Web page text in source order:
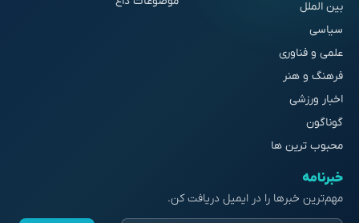
بین الملل
سیاسی
علمی و فناوری
فرهنگ و هنر
اخبار ورزشی
گوناگون
محبوب ترین ها
خبرنامه
مهم‌ترین خبرها را در ایمیل دریافت کن.